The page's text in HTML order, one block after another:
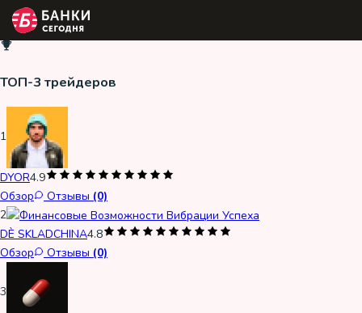
ТОП-3 трейдеров
1
DYOR4.9
Обзор
Отзывы (0)
2
DÈ SKLADCHINA4.8
Обзор
Отзывы (0)
3